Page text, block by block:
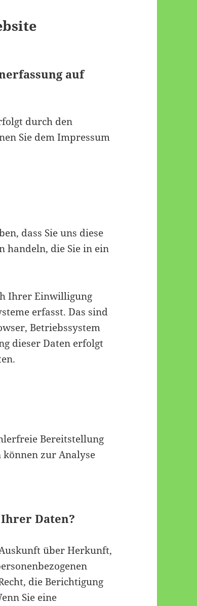
auf
durch den
Sie dem Impressum
dass Sie uns diese
handeln, die Sie in ein
Ihrer Einwilligung
erfasst. Das sind
Betriebssystem
dieser Daten erfolgt
Bereitstellung
können zur Analyse
Daten?
über Herkunft,
die Berichtigung
Sie eine